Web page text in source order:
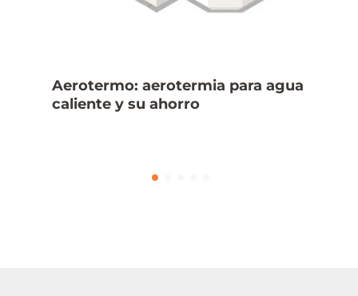
Aerotermo: aerotermia para agua
caliente y su ahorro